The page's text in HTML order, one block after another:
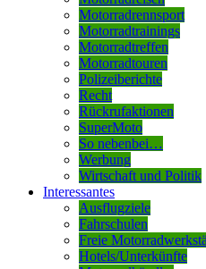
Motorradrennsport
Motorradtrainings
Motorradtreffen
Motorradtouren
Polizeiberichte
Recht
Rückrufaktionen
SuperMoto
So nebenbei…
Werbung
Wirtschaft und Politik
Interessantes
Ausflugziele
Fahrschulen
Freie
Hotels/Unterkünfte